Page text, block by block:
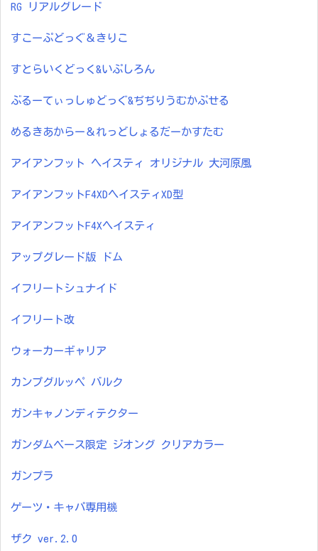
RG リアルグレード
すこーぷどっぐ＆きりこ
すとらいくどっく&いぷしろん
ぶるーてぃっしゅどっぐ&ぢぢりうむかぷせる
めるきあからー＆れっどしょるだーかすたむ
アイアンフット ヘイスティ オリジナル 大河原風
アイアンフットF4XDヘイスティXD型
アイアンフットF4Xヘイスティ
アップグレード版 ドム
イフリートシュナイド
イフリート改
ウォーカーギャリア
カンプグルッペ バルク
ガンキャノンディテクター
ガンダムベース限定 ジオング クリアカラー
ガンプラ
ゲーツ・キャパ専用機
ザク ver.2.0